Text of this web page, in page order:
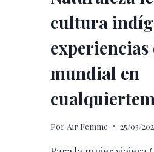
cultura
experiencias
mundial en
Por Air Femme 25/03/